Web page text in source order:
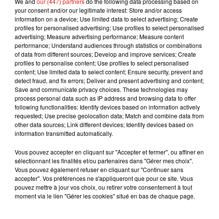
d'affiches qui ont déjà été annoncées, Big Flo et Oli, Feder,
Orelsan, Rag'N'Bone Man et Synapson notamment.
Musique
7 août 2026
Julien Lieb s’essaye à la vie de chatelain
dans son nouveau clip
7 août 2026
Madonna sort enfin le remix de « Love
Sensation » avec Kylie Minogue
your consent and/or our legitimate interest: Store and/or access
information on a device; Use limited data to select advertising; Create
profiles for personalised advertising; Use profiles to select personalised
advertising; Measure advertising performance; Measure content
performance; Understand audiences through statistics or combinations
of data from different sources; Develop and improve services; Create
profiles to personalise content; Use profiles to select personalised
content; Use limited data to select content; Ensure security, prevent and
detect fraud, and fix errors; Deliver and present advertising and content;
Save and communicate privacy choices. These technologies may
process personal data such as IP address and browsing data to offer
following functionalities: Identify devices based on information actively
requested; Use precise geolocation data; Match and combine data from
other data sources; Link different devices; Identify devices based on
information transmitted automatically.
Vous pouvez accepter en cliquant sur "Accepter et fermer", ou affiner en
sélectionnant les finalités et/ou partenaires dans "Gérer mes choix".
Vous pouvez également refuser en cliquant sur "Continuer sans
accepter". Vos préférences ne s'appliqueront que pour ce site. Vous
pouvez mettre à jour vos choix, ou retirer votre consentement à tout
moment via le lien "Gérer les cookies" situé en bas de chaque page.